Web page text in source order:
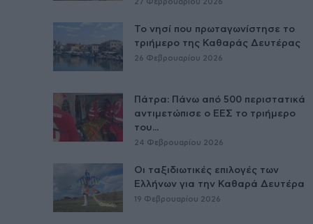
27 Φεβρουαρίου 2026
Το νησί που πρωταγωνίστησε το
τριήμερο της Καθαράς Δευτέρας
26 Φεβρουαρίου 2026
Πάτρα: Πάνω από 500 περιστατικά
αντιμετώπισε ο ΕΕΣ το τριήμερο
του...
24 Φεβρουαρίου 2026
Οι ταξιδιωτικές επιλογές των
Ελλήνων για την Καθαρά Δευτέρα
19 Φεβρουαρίου 2026